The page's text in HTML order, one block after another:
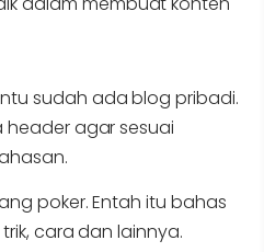
sudah ada blog pribadi.
header agar sesuai
poker. Entah itu bahas
cara dan lainnya.